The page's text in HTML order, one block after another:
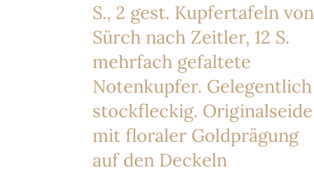
S., 2 gest. Kupfertafeln von
Sürch nach Zeitler, 12 S.
mehrfach gefaltete
Notenkupfer. Gelegentlich
stockfleckig. Originalseide
mit floraler Goldprägung
auf den Deckeln